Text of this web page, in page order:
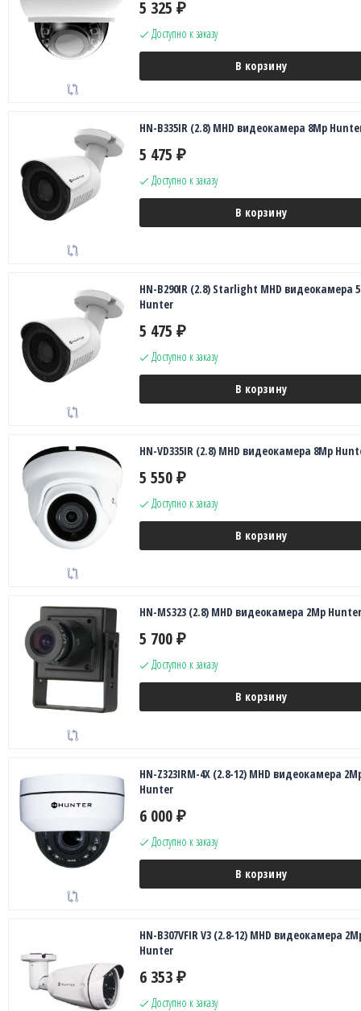
5 325 ₽
Доступно к заказу
В корзину
HN-B335IR (2.8) MHD видеокамера 8Mp
5 475 ₽
Доступно к заказу
В корзину
HN-B290IR (2.8) Starlight MHD видеокамера
Hunter
5 475 ₽
Доступно к заказу
В корзину
HN-VD335IR (2.8) MHD видеокамера 8Mp
5 550 ₽
Доступно к заказу
В корзину
HN-MS323 (2.8) MHD видеокамера 2Mp Hunter
5 700 ₽
Доступно к заказу
В корзину
HN-Z323IRM-4X (2.8-12) MHD видеокамера
Hunter
6 000 ₽
Доступно к заказу
В корзину
HN-B307VFIR V3 (2.8-12) MHD видеокамера
Hunter
6 353 ₽
Доступно к заказу